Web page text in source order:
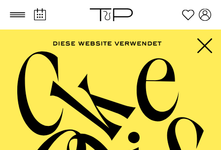
Zum Hauptinhalt springen Zum Footer springen